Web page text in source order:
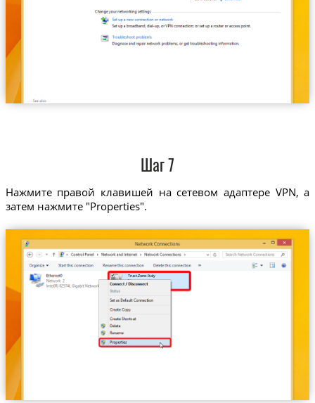
Шаг 7
Нажмите правой клавишей на сетевом адаптере VPN, а
затем нажмите "Properties".
Trust.Zone-Italy